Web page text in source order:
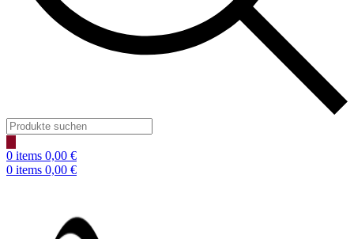
Products
search
0 items 0,00 €
0 items 0,00 €